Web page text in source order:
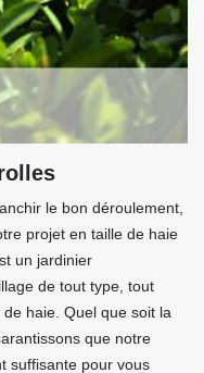
le bon déroulement,
projet en taille de haie
un jardinier
de tout type, tout
haie. Quel que soit la
que notre
suffisante pour vous